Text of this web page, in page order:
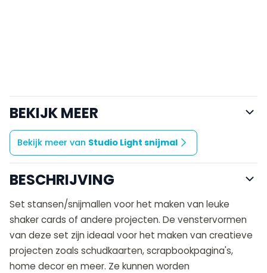
BEKIJK MEER
Bekijk meer van Studio Light snijmal
BESCHRIJVING
Set stansen/snijmallen voor het maken van leuke
shaker cards of andere projecten. De venstervormen
van deze set zijn ideaal voor het maken van creatieve
projecten zoals schudkaarten, scrapbookpagina's,
home decor en meer. Ze kunnen worden